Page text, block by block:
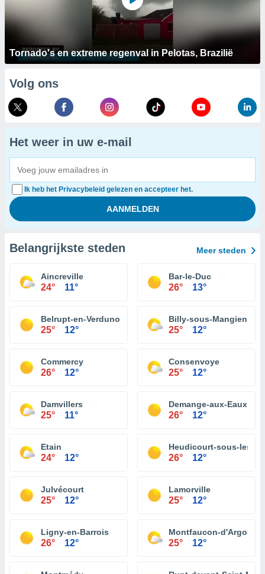
Tornado's en extreme regenval in Pelotas, Brazilië
Volg ons
Het weer in uw e-mail
Ik heb het Privacybeleid gelezen en accepteer het.
Belangrijkste steden Meer steden
Aincreville
24° 11°
Bar-le-Duc
26° 13°
Belrupt-en-Verdunois
25° 12°
Billy-sous-Mangiennes
25° 12°
Commercy
26° 12°
Consenvoye
25° 12°
Damvillers
25° 11°
Demange-aux-Eaux
26° 12°
Etain
24° 12°
Heudicourt-sous-les-
26° 12°
Julvécourt
25° 12°
Lamorville
25° 12°
Ligny-en-Barrois
26° 12°
Montfaucon-d'Argonne
25° 12°